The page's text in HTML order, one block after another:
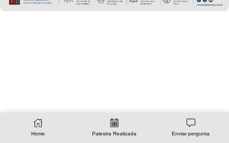
Home Palestra Realizada Enviar pergunta